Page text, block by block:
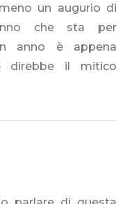
un augurio di
che sta per
anno è appena
direbbe il mitico